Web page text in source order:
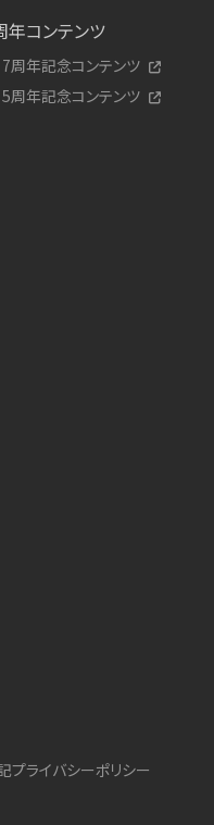
年コンテンツ
7周年記念コンテンツ
5周年記念コンテンツ
プライバシーポリシー